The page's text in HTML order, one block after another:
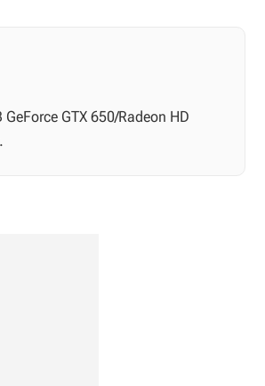
GTX 650/Radeon HD